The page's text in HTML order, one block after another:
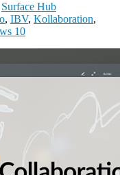
Surface Hub
, IBV, Kollaboration,
10